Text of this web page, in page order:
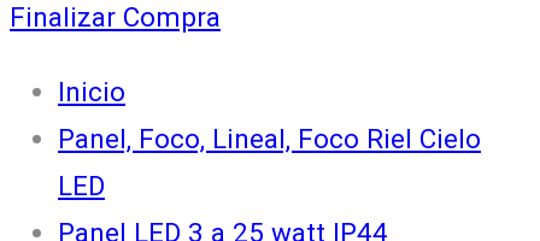
Finalizar Compra
Inicio
Panel, Foco, Lineal, Foco Riel Cielo
LED
Panel LED 3 a 25 watt IP44